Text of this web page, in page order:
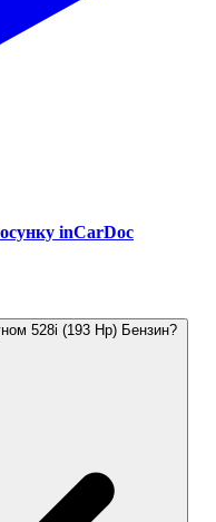
inCarDoc
528i (193 Hp) Бензин?